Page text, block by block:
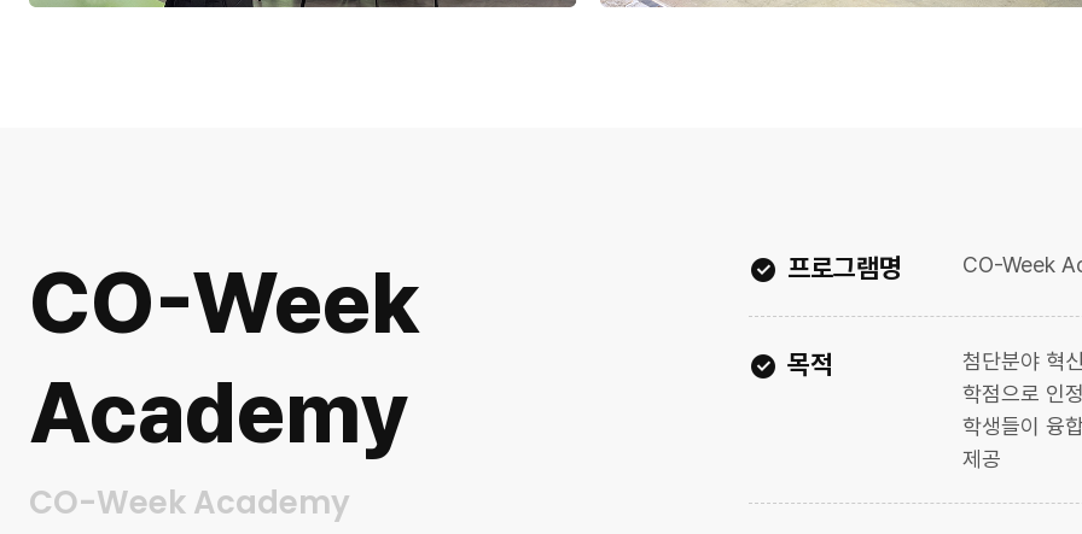
CO-Week
Academy
CO-Week Academy
프로그램명 CO-Week
목적
첨단분야 혁
학점으로 인
학생들이 융
제공